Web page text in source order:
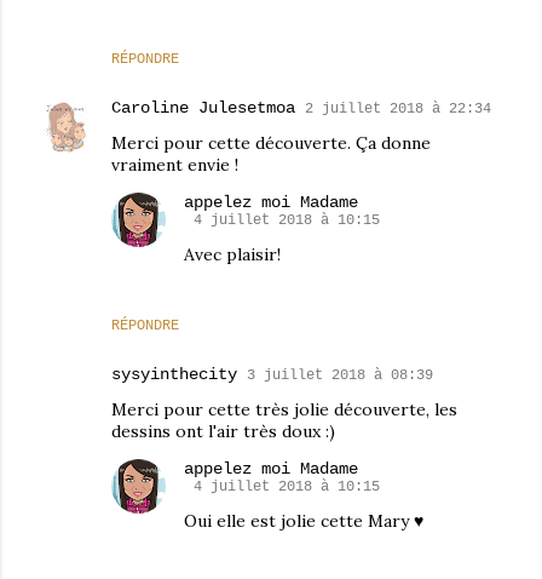
RÉPONDRE
Caroline Julesetmoa 2 juillet 2018 à 22:34
Merci pour cette découverte. Ça donne
vraiment envie !
RÉPONDRE
appelez moi Madame
4 juillet 2018 à 10:15
Avec plaisir!
sysyinthecity 3 juillet 2018 à 08:39
Merci pour cette très jolie découverte, les
dessins ont l'air très doux :)
appelez moi Madame
4 juillet 2018 à 10:15
Oui elle est jolie cette Mary ♥